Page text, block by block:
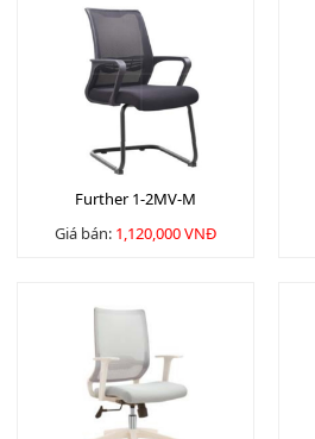
Further 1-2MV-M
Giá bán: 1,120,000 VNĐ